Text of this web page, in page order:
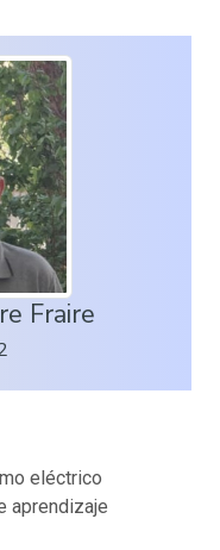
Fraire
eléctrico
aprendizaje